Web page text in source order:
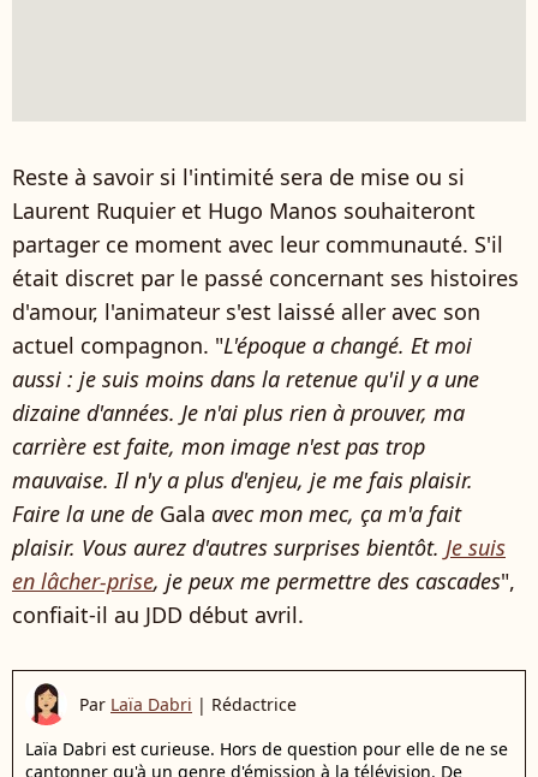
Reste à savoir si l'intimité sera de mise ou si
Laurent Ruquier et Hugo Manos souhaiteront
partager ce moment avec leur communauté. S'il
était discret par le passé concernant ses histoires
d'amour, l'animateur s'est laissé aller avec son
actuel compagnon. "L'époque a changé. Et moi
aussi : je suis moins dans la retenue qu'il y a une
dizaine d'années. Je n'ai plus rien à prouver, ma
carrière est faite, mon image n'est pas trop
mauvaise. Il n'y a plus d'enjeu, je me fais plaisir.
Faire la une de Gala avec mon mec, ça m'a fait
plaisir. Vous aurez d'autres surprises bientôt. Je suis
en lâcher-prise, je peux me permettre des cascades",
confiait-il au JDD début avril.
Par Laïa Dabri | Rédactrice
Laïa Dabri est curieuse. Hors de question pour elle de ne se
cantonner qu'à un genre d'émission à la télévision. De